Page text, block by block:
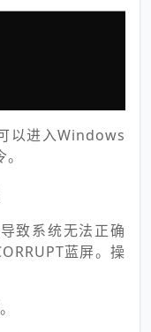
以进入Windows
致系统无法正确
蓝屏。操